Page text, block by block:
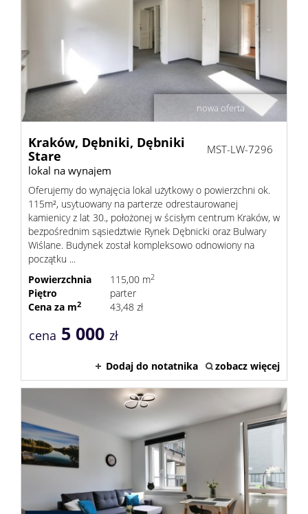
nowa oferta
Kraków, Dębniki, Dębniki
Stare
lokal na wynajem
MST-LW-7296
Oferujemy do wynajęcia lokal użytkowy o powierzchni ok.
115m², usytuowany na parterze odrestaurowanej
kamienicy z lat 30., położonej w ścisłym centrum Kraków, w
bezpośrednim sąsiedztwie Rynek Dębnicki oraz Bulwary
Wiślane. Budynek został kompleksowo odnowiony na
początku ...
Powierzchnia
115,00 m2
Piętro
parter
Cena za m2 43,48 zł
cena 5 000 zł
Dodaj do notatnika zobacz więcej